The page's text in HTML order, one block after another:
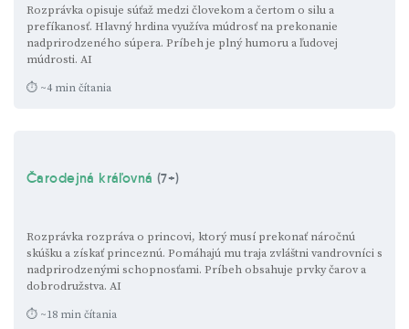
Rozprávka opisuje súťaž medzi človekom a čertom o silu a
prefíkanosť. Hlavný hrdina využíva múdrosť na prekonanie
nadprirodzeného súpera. Príbeh je plný humoru a ľudovej
múdrosti. AI
⏱ ~4 min čítania
Čarodejná kráľovná (7+)
Rozprávka rozpráva o princovi, ktorý musí prekonať náročnú
skúšku a získať princeznú. Pomáhajú mu traja zvláštni vandrovníci s
nadprirodzenými schopnosťami. Príbeh obsahuje prvky čarov a
dobrodružstva. AI
⏱ ~18 min čítania